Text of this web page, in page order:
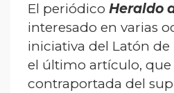
El periódico Heraldo
interesado en varias
iniciativa del Latón de
el último artículo, que
contraportada del